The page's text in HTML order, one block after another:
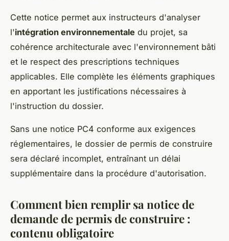
Cette notice permet aux instructeurs d'analyser
l'intégration environnementale du projet, sa
cohérence architecturale avec l'environnement bâti
et le respect des prescriptions techniques
applicables. Elle complète les éléments graphiques
en apportant les justifications nécessaires à
l'instruction du dossier.
Sans une notice PC4 conforme aux exigences
réglementaires, le dossier de permis de construire
sera déclaré incomplet, entraînant un délai
supplémentaire dans la procédure d'autorisation.
Comment bien remplir sa notice de
demande de permis de construire :
contenu obligatoire